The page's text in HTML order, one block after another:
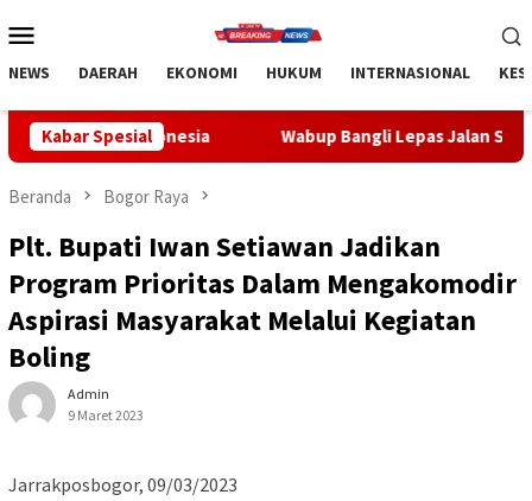
ke
Mobile
NEWS DAERAH EKONOMI HUKUM INTERNASIONAL
Kabar SpesialWabup Bangli Lepas Jalan Santai, Awali
Beranda Bogor Raya
Plt. Bupati Iwan Setiawan Jadikan
Program Prioritas Dalam Mengakomodir
Aspirasi Masyarakat Melalui Kegiatan
Boling
Admin
9 Maret 2023
Jarrakposbogor, 09/03/2023